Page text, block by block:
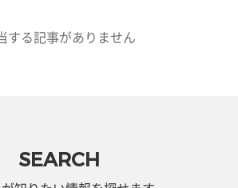
する記事がありません
SEARCH